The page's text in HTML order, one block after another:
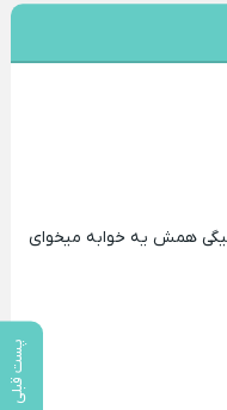
پست قبلی
همش یه خوابه میخوای